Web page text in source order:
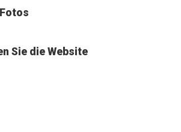
Sie die Website